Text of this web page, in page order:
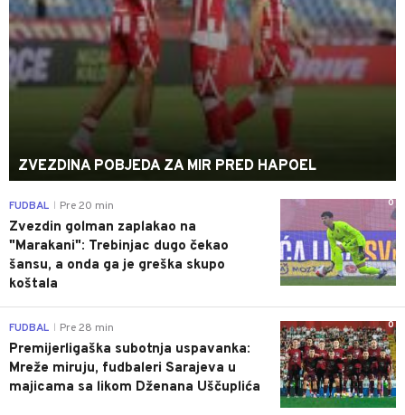
ZVEZDINA POBJEDA ZA MIR PRED HAPOEL
0
FUDBAL Pre 20 min
Zvezdin golman zaplakao na
"Marakani": Trebinjac dugo čekao
šansu, a onda ga je greška skupo
koštala
0
FUDBAL Pre 28 min
Premijerligaška subotnja uspavanka:
Mreže miruju, fudbaleri Sarajeva u
majicama sa likom Dženana Uščuplića